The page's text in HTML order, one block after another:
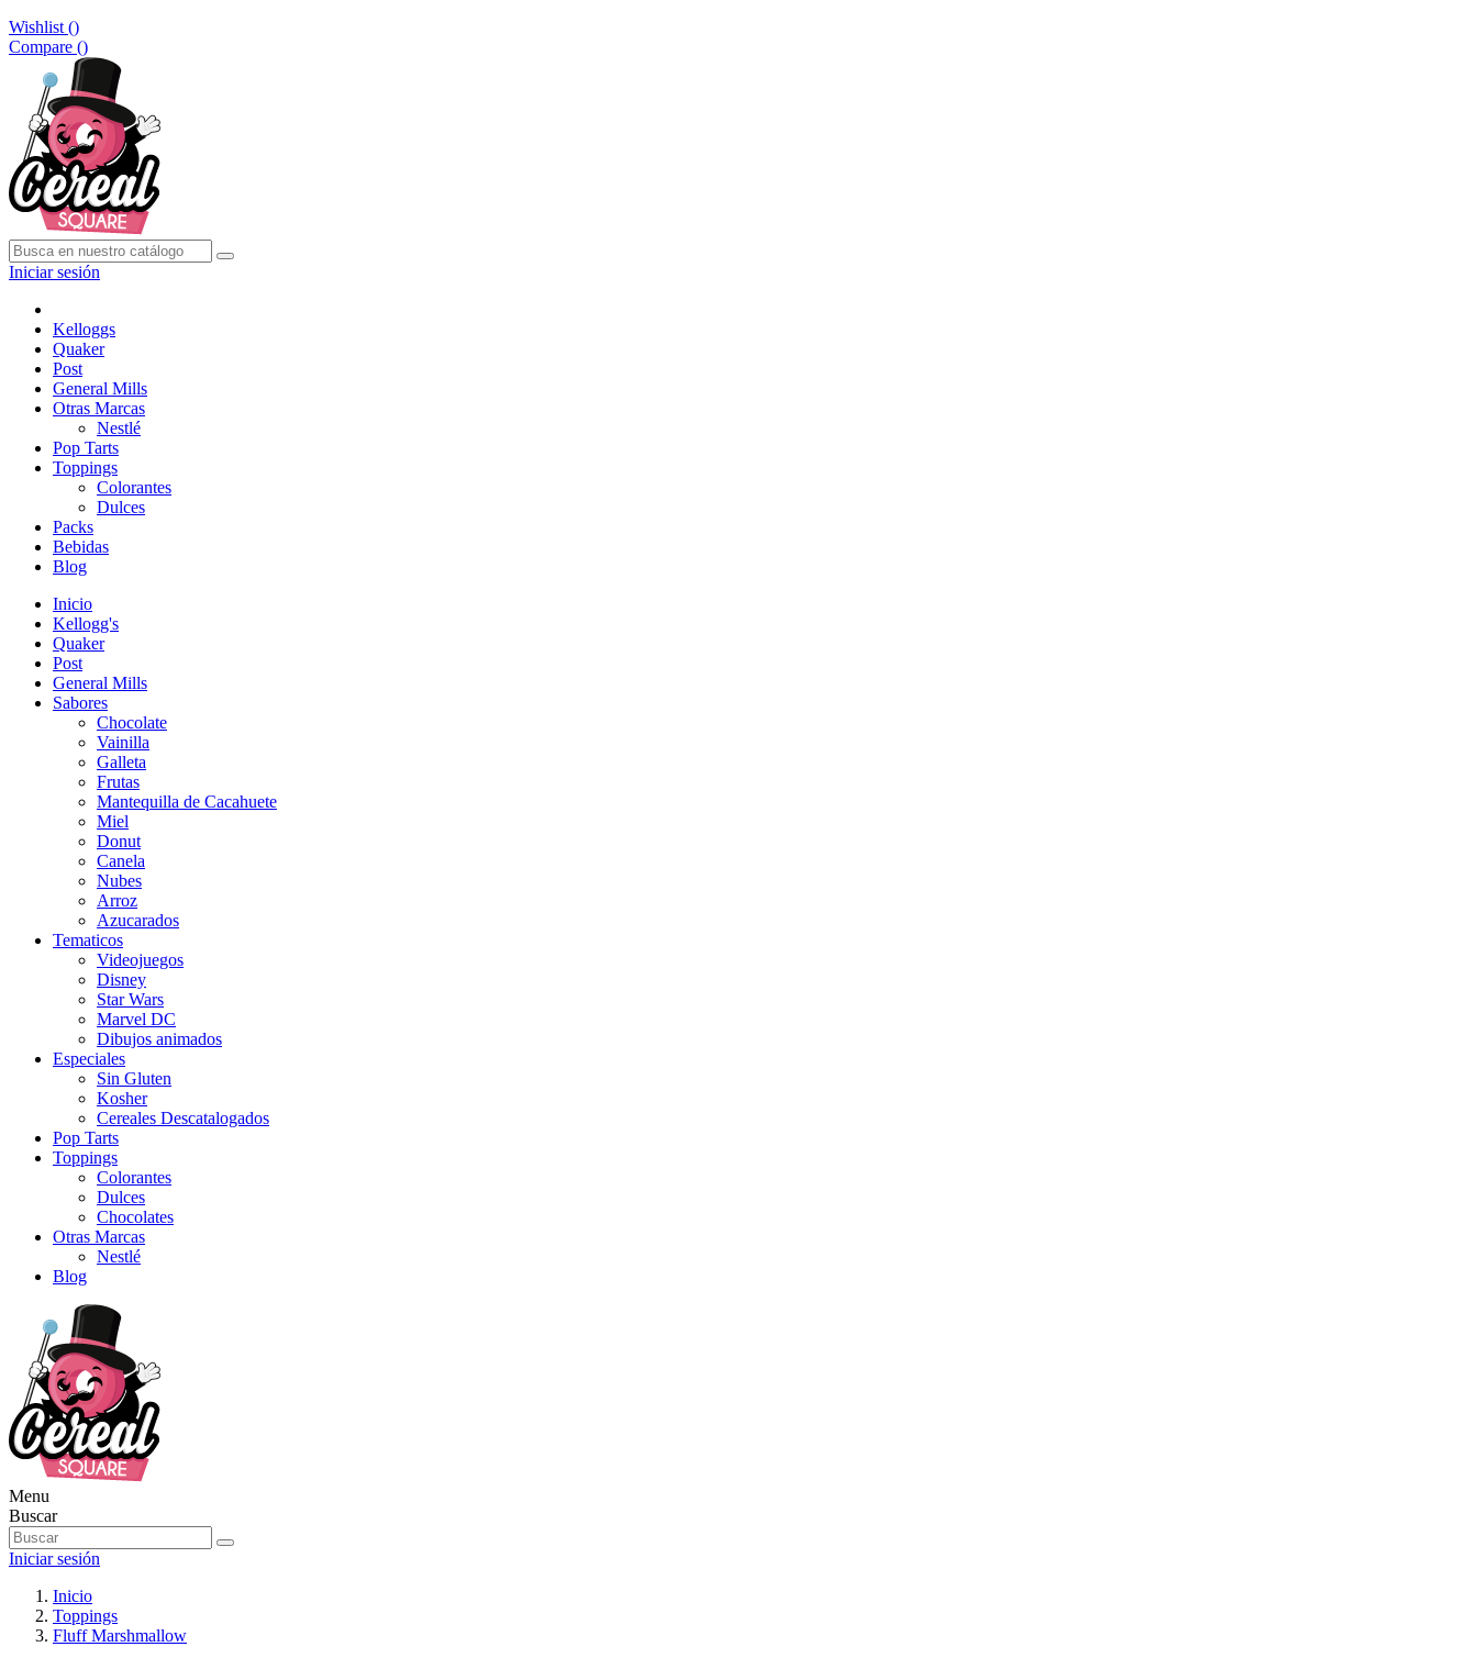
Wishlist ()
Compare ()
Iniciar sesión
Kelloggs
Quaker
Post
General Mills
Otras Marcas
Nestlé
Pop Tarts
Toppings
Colorantes
Dulces
Packs
Bebidas
Blog
Inicio
Kellogg's
Quaker
Post
General Mills
Sabores
Chocolate
Vainilla
Galleta
Frutas
Mantequilla de Cacahuete
Miel
Donut
Canela
Nubes
Arroz
Azucarados
Tematicos
Videojuegos
Disney
Star Wars
Marvel DC
Dibujos animados
Especiales
Sin Gluten
Kosher
Cereales Descatalogados
Pop Tarts
Toppings
Colorantes
Dulces
Chocolates
Otras Marcas
Nestlé
Blog
Menu
Buscar
Iniciar sesión
Inicio
Toppings
Fluff Marshmallow